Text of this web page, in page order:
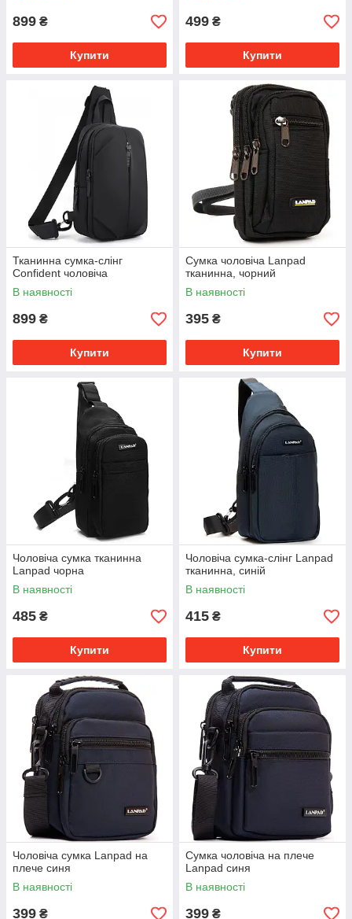
899 ₴
Купити
499 ₴
Купити
Тканинна сумка-слінг
Confident чоловіча
В наявності
899 ₴
Купити
Сумка чоловіча Lanpad
тканинна, чорний
В наявності
395 ₴
Купити
Чоловіча сумка тканинна
Lanpad чорна
В наявності
485 ₴
Купити
Чоловіча сумка-слінг Lanpad
тканинна, синій
В наявності
415 ₴
Купити
Чоловіча сумка Lanpad на
плече синя
В наявності
399 ₴
Сумка чоловіча на плече
Lanpad синя
В наявності
399 ₴